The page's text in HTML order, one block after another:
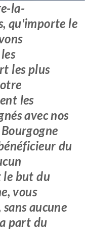
la-
qu'importe le
les plus
les
avec nos
du
le but du
vous
aucune
part du